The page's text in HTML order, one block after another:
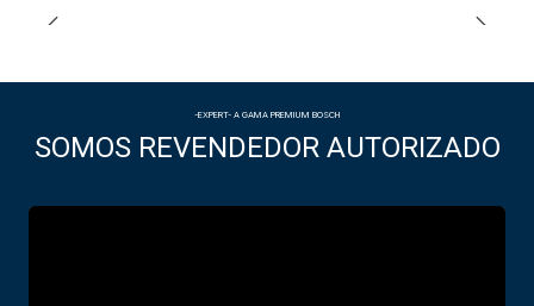
-EXPERT- A GAMA PREMIUM BOSCH
SOMOS REVENDEDOR AUTORIZADO